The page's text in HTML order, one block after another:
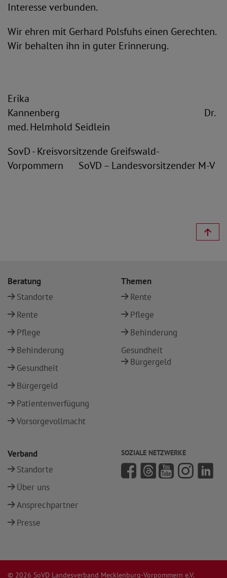
Interesse verbunden.
Wir ehren mit Gerhard Polsfuhs einen Gerechten.
Wir behalten ihn in guter Erinnerung.
Erika
Kannenberg Dr.
med. Helmhold Seidlein
SovD - Kreisvorsitzende Greifswald-
Vorpommern SoVD – Landesvorsitzender M-V
Beratung
Standorte
Rente
Pflege
Behinderung
Gesundheit
Bürgergeld
Patientenverfügung
Vorsorgevollmacht
Themen
Rente
Pflege
Behinderung
Gesundheit
Bürgergeld
Verband
Standorte
Über uns
Ansprechpartner
Presse
SOZIALE NETZWERKE
© 2026 SoVD Landesverband Mecklenburg-Vorpommern e.V.